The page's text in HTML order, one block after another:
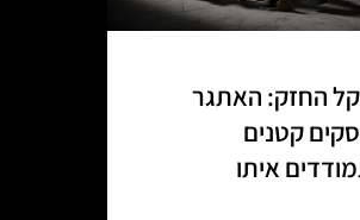
החזק: האתגר
קטנים
איתו